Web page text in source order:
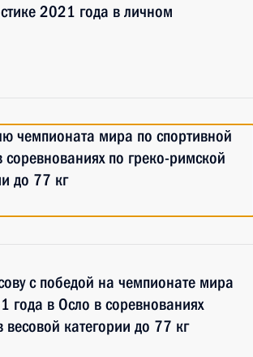
2021 года в личном
чемпионата мира по спортивной
по греко-римской
до 77 кг
с победой на чемпионате мира
года в Осло в соревнованиях
категории до 77 кг